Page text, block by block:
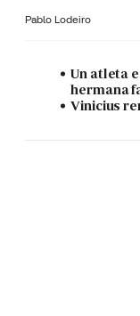
Pablo Lodeiro
Un atleta
hermana
Vinicius